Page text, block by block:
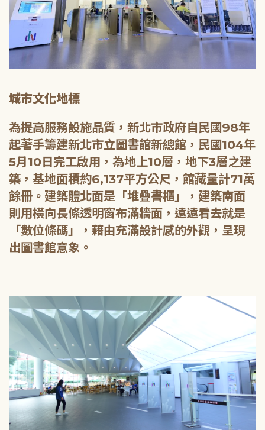
城市文化地標
為提高服務設施品質，新北市政府自民國98年
起著手籌建新北市立圖書館新總館，民國104年
5月10日完工啟用，為地上10層，地下3層之建
築，基地面積約6,137平方公尺，館藏量計71萬
餘冊。建築體北面是「堆疊書櫃」，建築南面
則用橫向長條透明窗布滿牆面，遠遠看去就是
「數位條碼」，藉由充滿設計感的外觀，呈現
出圖書館意象。